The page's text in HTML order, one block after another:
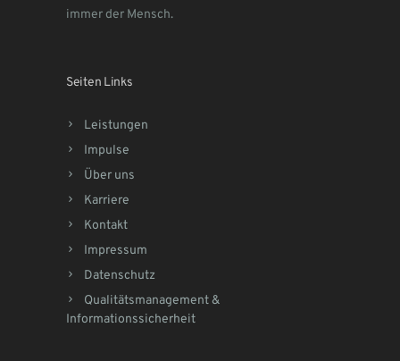
immer der Mensch.
Seiten Links
Leistungen
Impulse
Über uns
Karriere
Kontakt
Impressum
Datenschutz
Qualitätsmanagement &
Informationssicherheit